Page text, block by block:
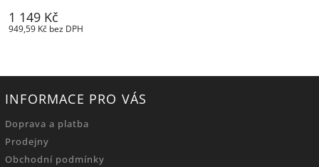
1 149 Kč
949,59 Kč bez DPH
INFORMACE PRO VÁS
Doprava a platba
Prodejny
Obchodní podmínky